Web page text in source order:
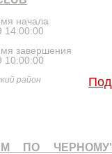
начала
14:00:00
завершения
10:00:00
район
ПО